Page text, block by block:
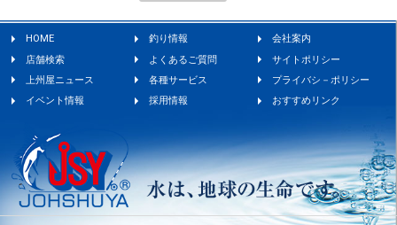
HOME 釣り情報
会社案内
店舗検索
よくあるご質問
サイトポリシー
上州屋ニュース
各種サービス
プライバシ－ポリシー
イベント情報
採用情報 おすすめリンク